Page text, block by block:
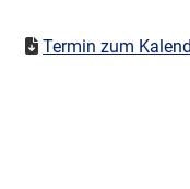
Termin zum